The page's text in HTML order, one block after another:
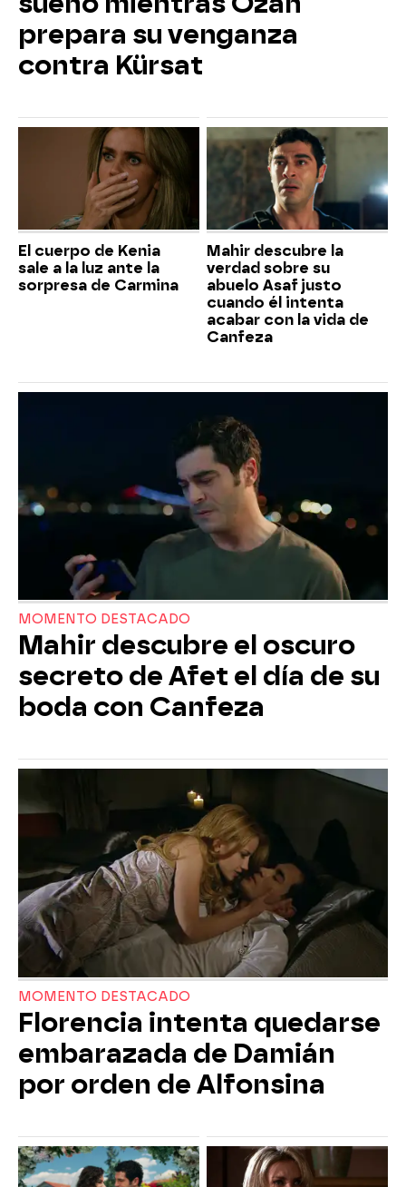
prepara su venganza
contra Kürsat
El cuerpo de Kenia
sale a la luz ante la
sorpresa de Carmina
Mahir descubre la
verdad sobre su
abuelo Asaf justo
cuando él intenta
acabar con la vida de
Canfeza
MOMENTO DESTACADO
Mahir descubre el oscuro
secreto de Afet el día de su
boda con Canfeza
MOMENTO DESTACADO
Florencia intenta quedarse
embarazada de Damián
por orden de Alfonsina